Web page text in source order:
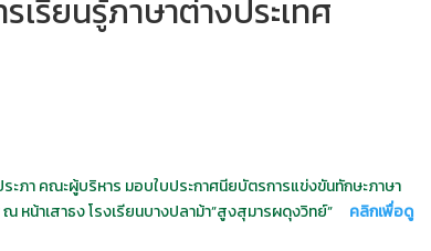
เรียนรู้ภาษาต่างประเทศ
ภา คณะผู้บริหาร มอบใบประกาศนียบัตรการแข่งขันทักษะภาษา
หน้าเสาธง โรงเรียนบางปลาม้า”สูงสุมารผดุงวิทย์” คลิกเพื่อดู